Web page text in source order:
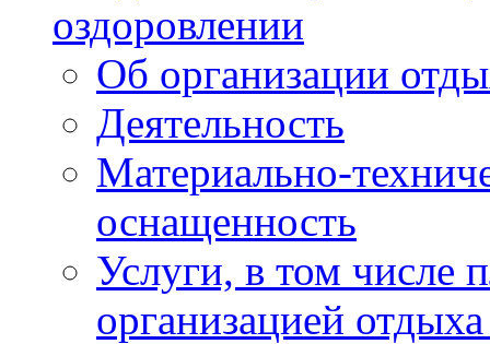
оздоровлении
Об организации
Деятельность
Материально-
оснащенность
Услуги, в том числе
организацией